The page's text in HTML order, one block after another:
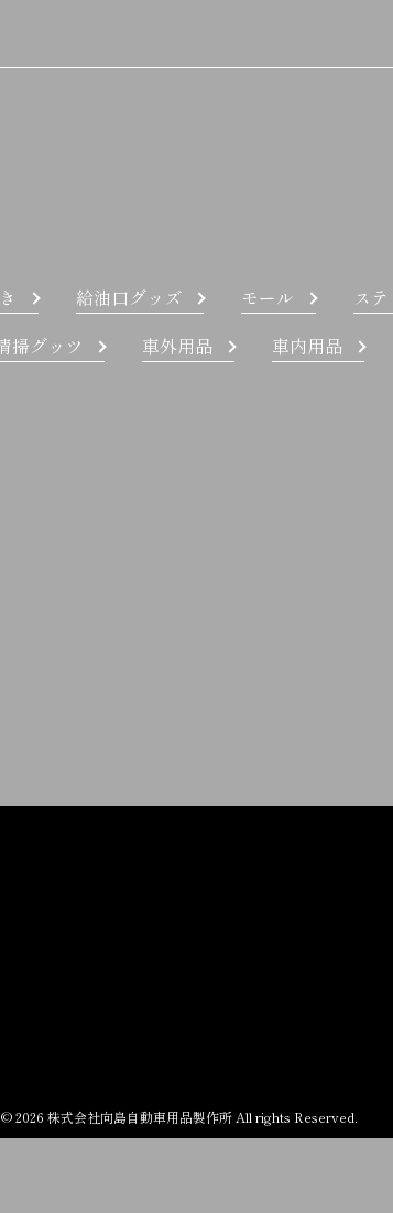
給油口グッズ モール
ス
掃グッツ 車外用品 車内用品
2026 株式会社向島自動車用品製作所 All rights Reserved.